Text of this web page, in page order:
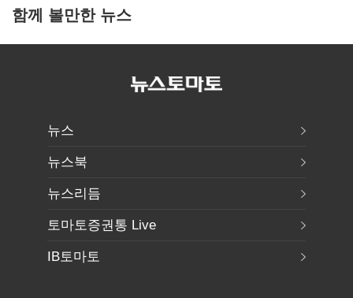
함께 볼만한 뉴스
뉴스
뉴스북
뉴스리듬
토마토증권통 Live
IB토마토